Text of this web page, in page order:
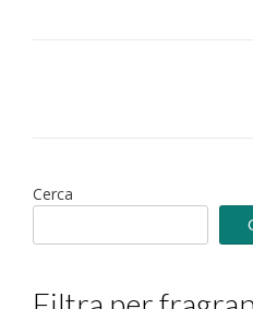
Cerca